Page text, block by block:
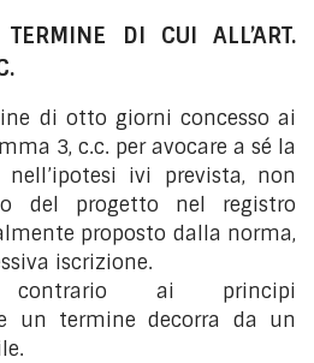
TERMINE DI CUI ALL’ART.
di otto giorni concesso ai
3, c.c. per avocare a sé la
ivi prevista, non
del progetto nel registro
proposto dalla norma,
iscrizione.
ai principi
un termine decorra da un